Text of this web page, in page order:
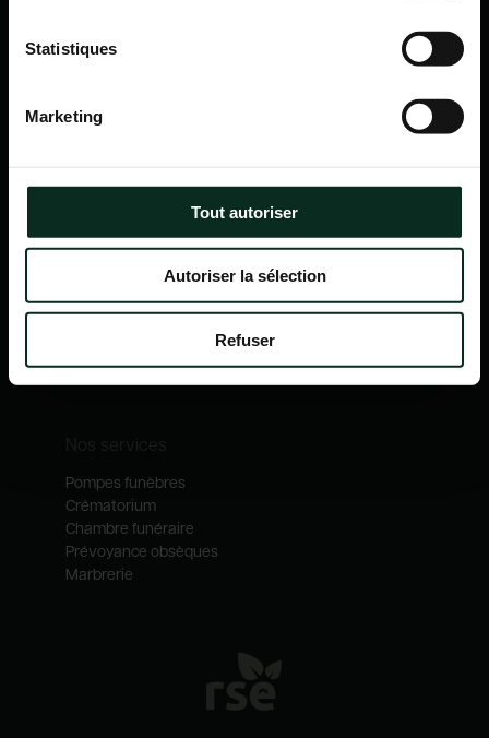
Statistiques
Marketing
Tout autoriser
Autoriser la sélection
Refuser
P.F.C.A Pompes Funèbres des Communes Associées
Itinéraire
Navigation
Qui sommes-nous ?
Notre catalogue
Nos métiers
Pompes funèbres
Crématorium
Chambre funéraire
Prévoyance obsèques
Marbrerie